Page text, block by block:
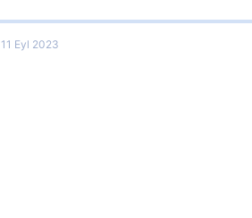
11 Eyl 2023